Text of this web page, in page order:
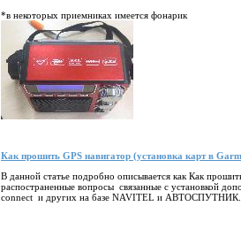
*в некоторых приемниках имеется фонарик
Как прошить GPS навигатор (установка карт в
В данной статье подробно описывается как Как
распостраненные вопросы связанные с установкой
connect и других на базе NAVITEL и АВТОСПУТНИК.